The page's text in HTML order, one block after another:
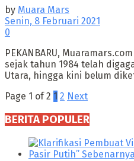
by Muara Mars
Senin, 8 Februari 2021
0
PEKANBARU,
sejak tahun 1984 telah
Utara, hingga kini belum
Page 1 of 2 1 2 Next
BERITA POPULER